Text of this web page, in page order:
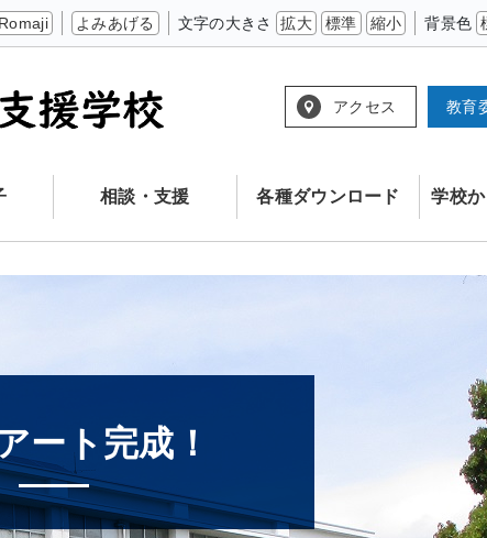
Romaji よみあげる 文字の大きさ 拡大 標準 縮小 背景色
アクセス 教育
相談・支援 各種ダウンロード 学校
ート完成！